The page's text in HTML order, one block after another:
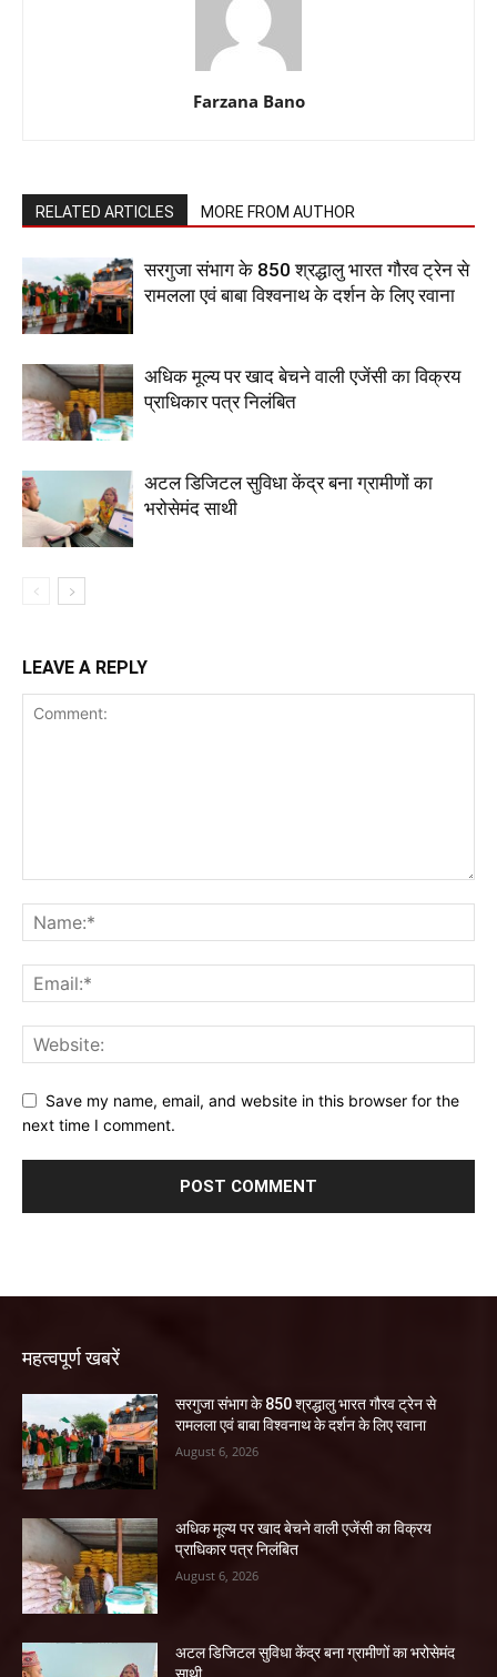
Farzana Bano
RELATED ARTICLES MORE FROM AUTHOR
सरगुजा संभाग के 850 श्रद्धालु भारत गौरव ट्रेन से
रामलला एवं बाबा विश्वनाथ के दर्शन के लिए रवाना
अधिक मूल्य पर खाद बेचने वाली एजेंसी का विक्रय
प्राधिकार पत्र निलंबित
अटल डिजिटल सुविधा केंद्र बना ग्रामीणों का
भरोसेमंद साथी
LEAVE A REPLY
Save my name, email, and website in this browser for the
next time I comment.
महत्वपूर्ण खबरें
सरगुजा संभाग के 850 श्रद्धालु भारत गौरव ट्रेन से
रामलला एवं बाबा विश्वनाथ के दर्शन के लिए रवाना
August 6, 2026
अधिक मूल्य पर खाद बेचने वाली एजेंसी का विक्रय
प्राधिकार पत्र निलंबित
August 6, 2026
अटल डिजिटल सुविधा केंद्र बना ग्रामीणों का भरोसेमंद
साथी